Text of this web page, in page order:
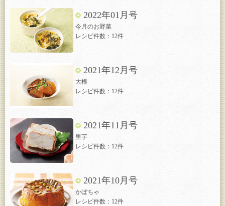
2022年01月号
今月のお野菜
レシピ件数：12件
2021年12月号
大根
レシピ件数：12件
2021年11月号
里芋
レシピ件数：12件
2021年10月号
かぼちゃ
レシピ件数：12件